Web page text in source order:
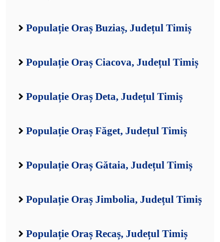
Populație Oraș Buziaș, Județul Timiș
Populație Oraș Ciacova, Județul Timiș
Populație Oraș Deta, Județul Timiș
Populație Oraș Făget, Județul Timiș
Populație Oraș Gătaia, Județul Timiș
Populație Oraș Jimbolia, Județul Timiș
Populație Oraș Recaș, Județul Timiș